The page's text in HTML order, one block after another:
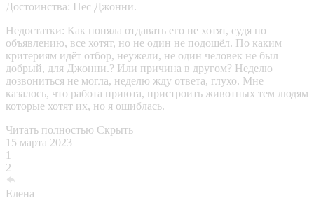
Достоинства: Пес Джонни.
Недостатки: Как поняла отдавать его не хотят, судя по
объявлению, все хотят, но не один не подошёл. По каким
критериям идёт отбор, неужели, не один человек не был
добрый, для Джонни.? Или причина в другом? Неделю
дозвониться не могла, неделю жду ответа, глухо. Мне
казалось, что работа приюта, пристроить животных тем людям
которые хотят их, но я ошиблась.
Читать полностью Скрыть
15 марта 2023
1
2
Елена